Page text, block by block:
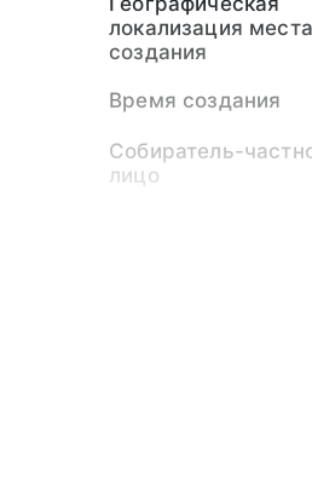
локализация места
создания
Время создания
Собиратель-
лицо